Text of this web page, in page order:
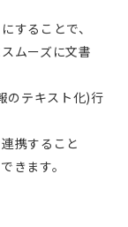
することで、
ムーズに文書
のテキスト化)行
携すること
きます。